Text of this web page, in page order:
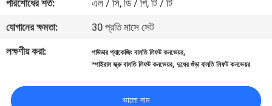
আমাদের
সাথে
করুন
পরিশোধের শর্ত:
এল / সি, ডি / পি, টি / টি
যোগানের ক্ষমতা:
30 প্রতি মাসে সেট
লক্ষণীয় করা:
পাউডার প্যাকেজিং বালতি লিফট কনভেয়র,
স্পাইরাল স্ক্রু বালতি লিফট কনভেয়র,দুধের গুঁড়া বালতি লিফট কনভেয়র
ভালো দাম